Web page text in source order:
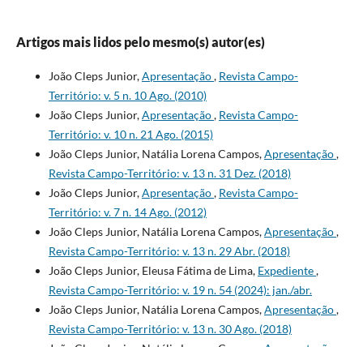
Artigos mais lidos pelo mesmo(s) autor(es)
João Cleps Junior,Apresentação, Revista Campo-
Território: v. 5 n. 10 Ago. (2010)
João Cleps Junior,Apresentação, Revista Campo-
Território: v. 10 n. 21 Ago. (2015)
João Cleps Junior, Natália Lorena Campos,Apresentação,
Revista Campo-Território: v. 13 n. 31 Dez. (2018)
João Cleps Junior,Apresentação, Revista Campo-
Território: v. 7 n. 14 Ago. (2012)
João Cleps Junior, Natália Lorena Campos,Apresentação,
Revista Campo-Território: v. 13 n. 29 Abr. (2018)
João Cleps Junior, Eleusa Fátima de Lima, Expediente,
Revista Campo-Território: v. 19 n. 54 (2024): jan./abr.
João Cleps Junior, Natália Lorena Campos,Apresentação,
Revista Campo-Território: v. 13 n. 30 Ago. (2018)